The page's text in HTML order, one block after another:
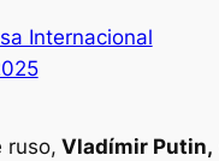
Internacional
ruso, Vladímir Putin,